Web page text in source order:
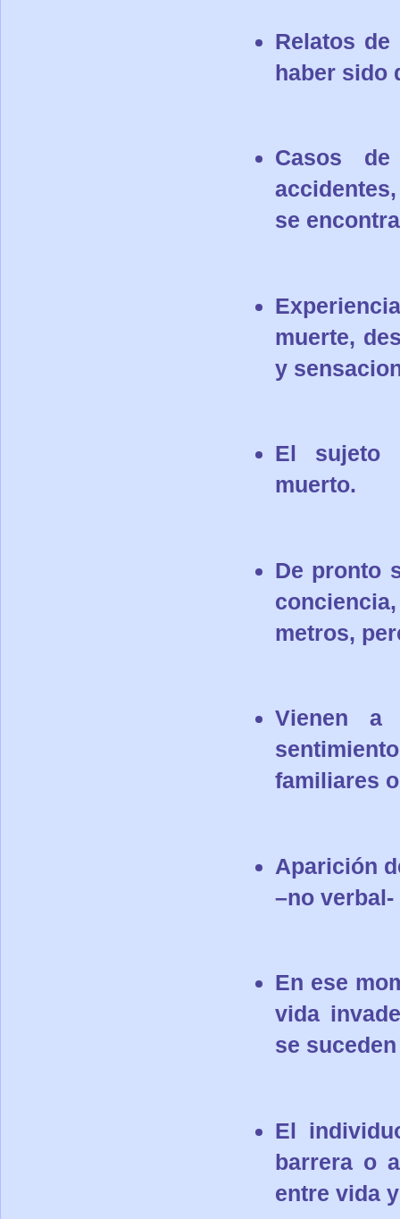
Relatos
haber sido
Casos
se
muerte,
y
El sujeto
muerto.
De pronto
metros,
Vienen
familiares
Aparición
–no
En ese
vida
se
El
barrera o
entre vida